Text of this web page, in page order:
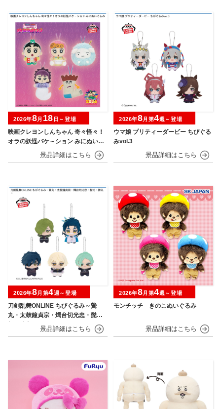
映画クレヨンしんちゃん 奇々怪々！
オラの妖怪バケ～ション みにぬいぐ
2026年8月 18 日～登場
ウマ娘 プリティーダービー ちびぐる
みvol.3
2026年8月第4週～登場
刀剣乱舞ONLINE ちびぐるみ～鶯
丸・太鼓鐘貞宗・燭台切光忠・髭
2026年8月第4週～登場
モンチッチ きのこぬいぐるみ
2026年8月第4週～登場